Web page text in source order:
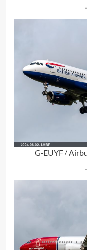
G-EUYF /